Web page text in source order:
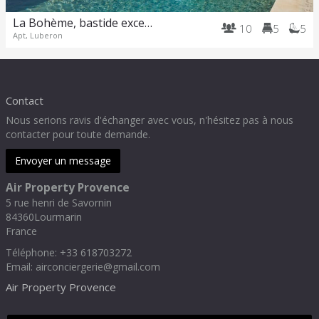
La Bohème, bastide exceptionnelle dans un parc immense.
Apt, Luberon 10 5 5
Contact
Nous serions ravis d'échanger avec vous, n'hésitez pas à nous
contacter pour toute demande.
Envoyer un message
Air Property Provence
5 rue henri de Savornin
84360Lourmarin
France
Téléphone: +33 618703272
Email: airconciergerie@gmail.com
Air Property Provence